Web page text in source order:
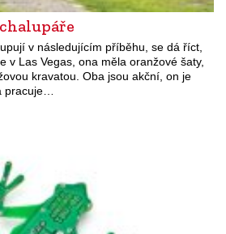
v následujícím příběhu, se dá říct,
v Las Vegas, ona měla oranžové šaty,
kravatou. Oba jsou akční, on je
pracuje…